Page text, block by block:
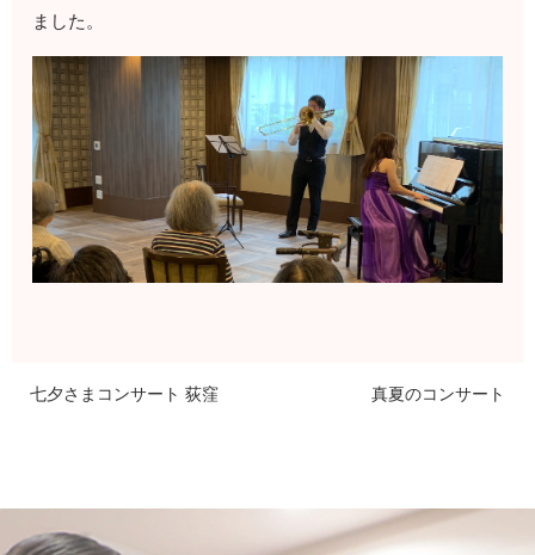
ました。
七夕さまコンサート 荻窪 真夏のコンサート